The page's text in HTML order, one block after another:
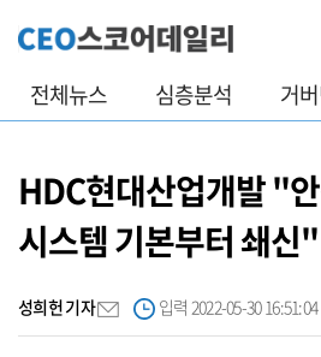
전체뉴스 심층분석 거
HDC현대산업개발 "
시스템 기본부터 쇄신"
성희헌 기자 입력 2022-05-30 16:51:04